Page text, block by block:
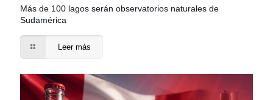
Más de 100 lagos serán observatorios naturales de
Sudamérica
Leer más